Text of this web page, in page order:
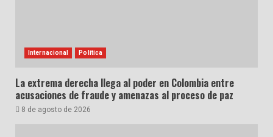
Internacional Política
La extrema derecha llega al poder en Colombia entre
acusaciones de fraude y amenazas al proceso de paz
8 de agosto de 2026